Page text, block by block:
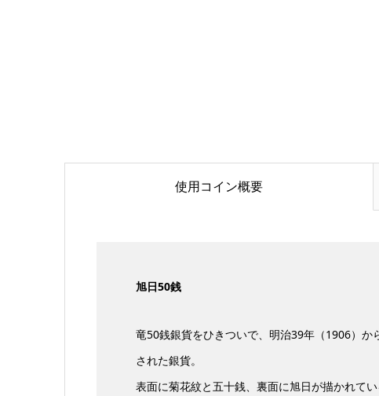
使用コイン概要
旭日50銭
竜50銭銀貨をひきついで、明治39年（1906）か
された銀貨。
表面に菊花紋と五十銭、裏面に旭日が描かれてい